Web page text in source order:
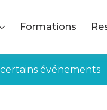
Formations
événements